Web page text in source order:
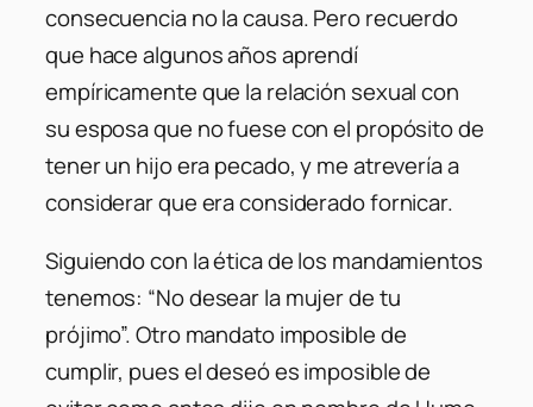
consecuencia no la causa. Pero recuerdo
que hace algunos años aprendí
empíricamente que la relación sexual con
su esposa que no fuese con el propósito de
tener un hijo era pecado, y me atrevería a
considerar que era considerado fornicar.
Siguiendo con la ética de los mandamientos
tenemos: “No desear la mujer de tu
prójimo”. Otro mandato imposible de
cumplir, pues el deseó es imposible de